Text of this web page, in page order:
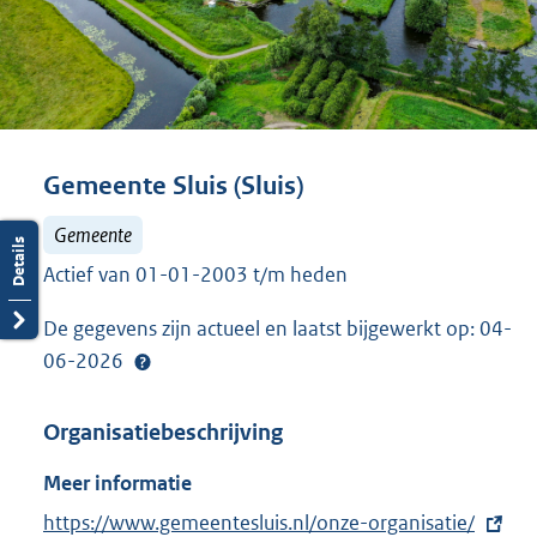
Gemeente Sluis (Sluis)
Gemeente
Actief van 01-01-2003 t/m heden
De gegevens zijn actueel en laatst bijgewerkt op: 04-
06-2026
Organisatiebeschrijving
Meer informatie
E
https://www.gemeentesluis.nl/onze-organisatie/